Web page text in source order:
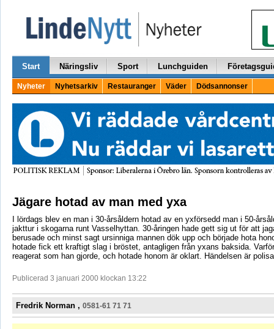
Start Näringsliv Sport Lunchguiden
Nyheter Nyhetsarkiv Restauranger Väder Dödsannonser
Jägare hotad av man med yxa
I lördags blev en man i 30-årsåldern hotad av en yxförsedd man i 50-
jakttur i skogarna runt Vasselhyttan. 30-åringen hade gett sig ut för att
berusade och minst sagt ursinniga mannen dök upp och började hota
hotade fick ett kraftigt slag i bröstet, antagligen från yxans baksida.
reagerat som han gjorde, och hotade honom är oklart. Händelsen är
Publicerad 3 januari 2000 klockan 13:22
Fredrik Norman , 0581-61 71 71